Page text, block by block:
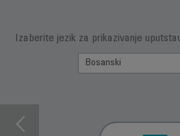
Izaberite jezik za prikazivanje